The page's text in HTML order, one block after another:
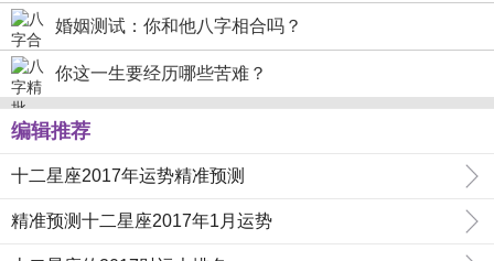
婚姻测试：你和他八字相合吗？
你这一生要经历哪些苦难？
编辑推荐
十二星座2017年运势精准预测
精准预测十二星座2017年1月运势